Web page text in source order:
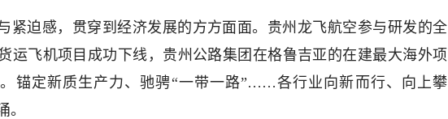
紧迫感，贯穿到经济发展的方方面面。贵州龙飞航空参与研发的全
运飞机项目成功下线，贵州公路集团在格鲁吉亚的在建最大海外项
。锚定新质生产力、驰骋“一带一路”……各行业向新而行、向上攀
。